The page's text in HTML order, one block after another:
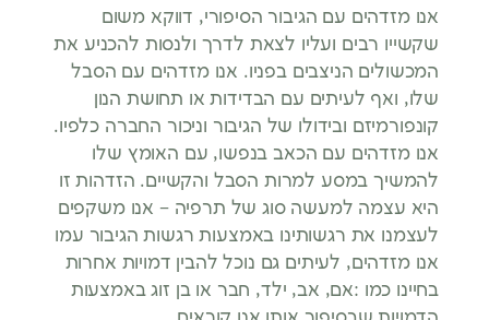
אנו מזדהים עם הגיבור הסיפורי, דווקא משום
שקשייו רבים ועליו לצאת לדרך ולנסות להכניע את
המכשולים הניצבים בפניו. אנו מזדהים עם הסבל
שלו, ואף לעיתים עם הבדידות או תחושת הנון
קונפורמיזם ובידולו של הגיבור וניכור החברה כלפיו.
אנו מזדהים עם הכאב בנפשו, עם האומץ שלו
להמשיך במסע למרות הסבל והקשיים. הזדהות זו
היא עצמה למעשה סוג של תרפיה – אנו משקפים
לעצמנו את רגשותינו באמצעות רגשות הגיבור עמו
אנו מזדהים, לעיתים גם נוכל להבין דמויות אחרות
בחיינו כמו :אם, אב, ילד, חבר או בן זוג באמצעות